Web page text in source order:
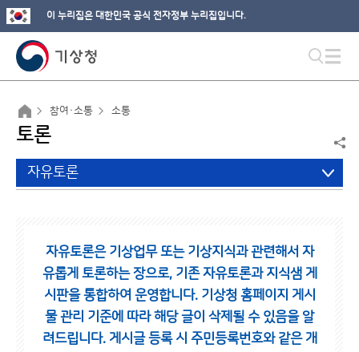
이 누리집은 대한민국 공식 전자정부 누리집입니다.
참여·소통 소통
토론
자유토론
자유토론은 기상업무 또는 기상지식과 관련해서 자
유롭게 토론하는 장으로, 기존 자유토론과 지식샘 게
시판을 통합하여 운영합니다. 기상청 홈페이지 게시
물 관리 기준에 따라 해당 글이 삭제될 수 있음을 알
려드립니다. 게시글 등록 시 주민등록번호와 같은 개